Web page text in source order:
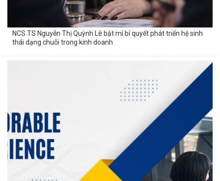
NCS.TS Nguyễn Thị Quỳnh Lê bật mí bí quyết phát triển hệ sinh
thái dạng chuỗi trong kinh doanh